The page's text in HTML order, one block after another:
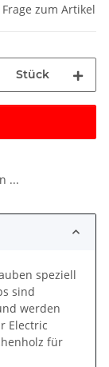
Frage zum Artikel
Stück
...
speziell
sind
werden
Electric
für